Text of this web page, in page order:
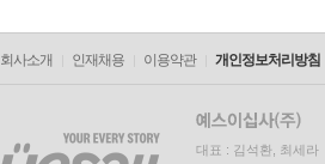
회사소개 인재채용 이용약관 개인정보처리방침
대표 : 김석환, 최세라